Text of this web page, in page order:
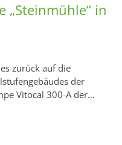
„Steinmühle“ in
zurück auf die
der
Vitocal 300-A der…